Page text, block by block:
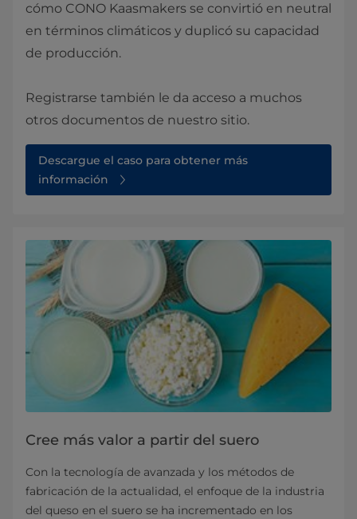
cómo CONO Kaasmakers se convirtió en neutral
en términos climáticos y duplicó su capacidad
de producción.
Registrarse también le da acceso a muchos
otros documentos de nuestro sitio.
Descargue el caso para obtener más
información
Cree más valor a partir del suero
Con la tecnología de avanzada y los métodos de
fabricación de la actualidad, el enfoque de la industria
del queso en el suero se ha incrementado en los